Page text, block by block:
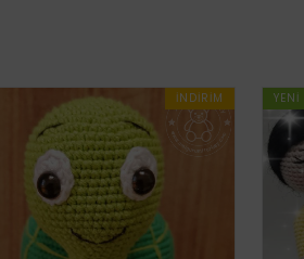
İNDIRIM YENI